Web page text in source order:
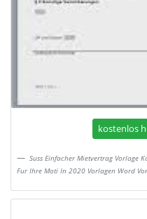
kostenlos
Suss Einfacher Mietvertrag Vorlage
Fur Ihre Moti In 2020 Vorlagen Word